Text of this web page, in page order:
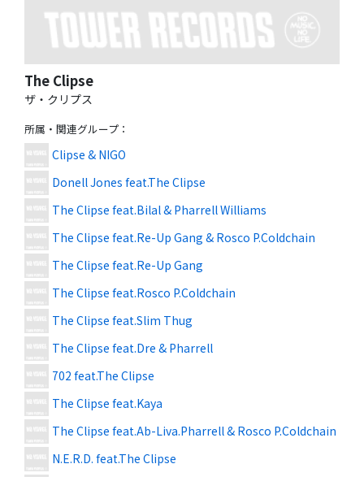
The Clipse
ザ・クリプス
所属・関連グループ ：
Clipse & NIGO
Donell Jones feat.The Clipse
The Clipse feat.Bilal & Pharrell Williams
The Clipse feat.Re-Up Gang & Rosco P.Coldchain
The Clipse feat.Re-Up Gang
The Clipse feat.Rosco P.Coldchain
The Clipse feat.Slim Thug
The Clipse feat.Dre & Pharrell
702 feat.The Clipse
The Clipse feat.Kaya
The Clipse feat.Ab-Liva.Pharrell & Rosco P.Coldchain
N.E.R.D. feat.The Clipse